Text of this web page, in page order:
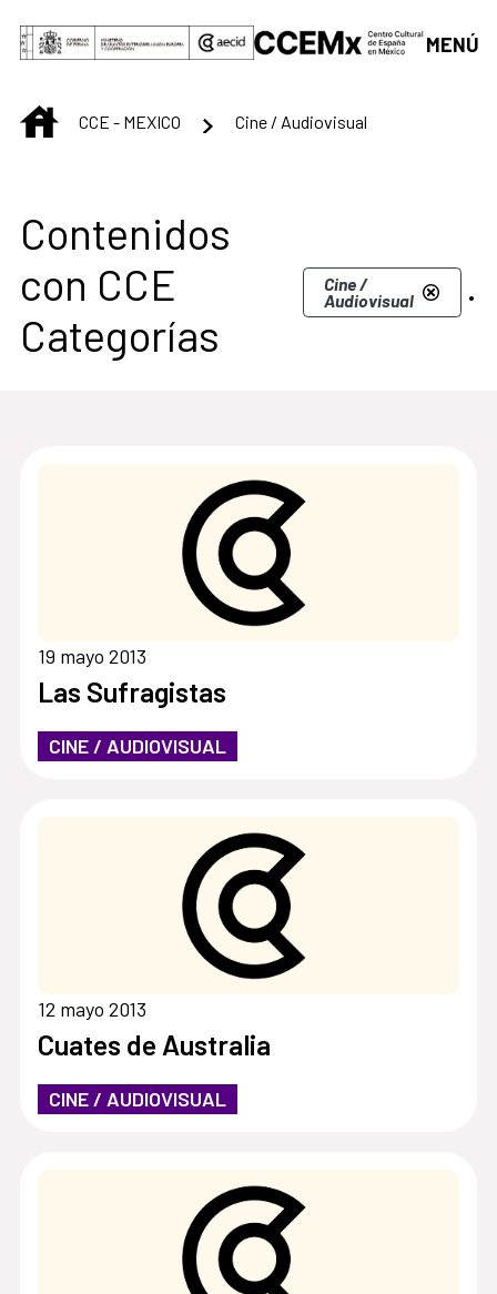
Saltar al contenido principal
MENÚ
INICIOCCE - MEXICO Cine / Audiovisual
Centro Cultural de
Contenidos
con CCE
Categorías
Cine /
Audiovisual .
19 mayo 2013
Las Sufragistas
CINE / AUDIOVISUAL
12 mayo 2013
Cuates de Australia
CINE / AUDIOVISUAL